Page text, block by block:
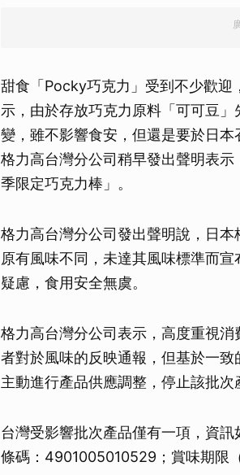
甜食「Pocky巧克力」受到不少歡迎
示，由於存放巧克力原料「可可豆
變，雖不影響食安，但還是要於日
格力高台灣分公司稍早發出聲明表
季限定巧克力棒」。
格力高台灣分公司發出聲明說，日
原有風味不同，未達其風味標準而
疑慮，食用安全無虞。
格力高台灣分公司表示，高度重視
者對於風味的反映通報，但基於一
主動進行產品供應調整，停止該批次
台灣受影響批次產品僅有一項，資
條碼：4901005010529；賞味期限